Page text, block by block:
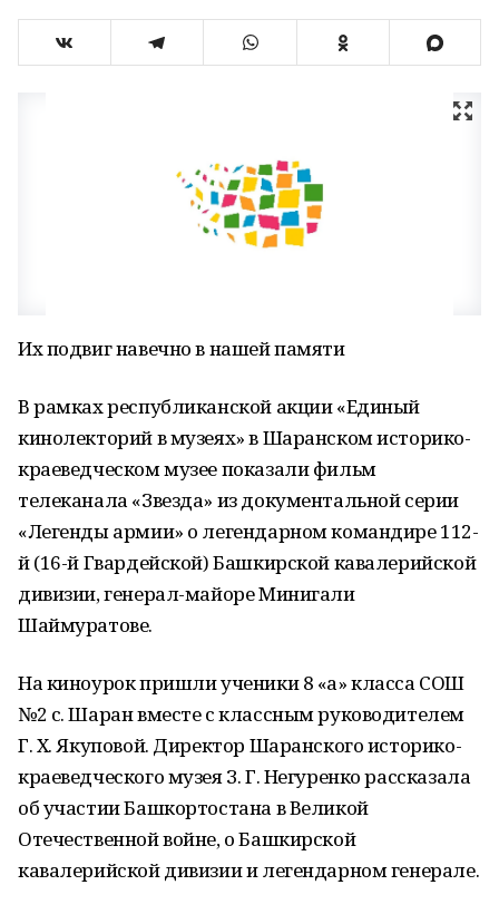
Их подвиг навечно в нашей памяти
В рамках республиканской акции «Единый
кинолекторий в музеях» в Шаранском историко-
краеведческом музее показали фильм
телеканала «Звезда» из документальной серии
«Легенды армии» о легендарном командире 112-
й (16-й Гвардейской) Башкирской кавалерийской
дивизии, генерал-майоре Минигали
Шаймуратове.
На киноурок пришли ученики 8 «а» класса СОШ
№2 с. Шаран вместе с классным руководителем
Г. Х. Якуповой. Директор Шаранского историко-
краеведческого музея З. Г. Негуренко рассказала
об участии Башкортостана в Великой
Отечественной войне, о Башкирской
кавалерийской дивизии и легендарном генерале.